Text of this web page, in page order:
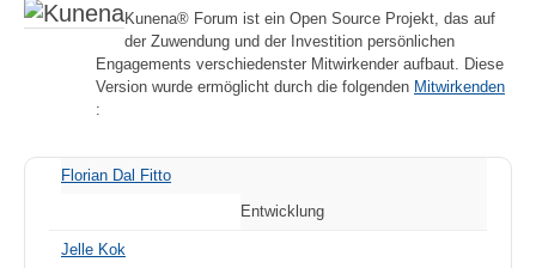
Kunena® Forum ist ein Open Source Projekt, das auf
der Zuwendung und der Investition persönlichen
Engagements verschiedenster Mitwirkender aufbaut. Diese
Version wurde ermöglicht durch die folgenden Mitwirkenden
:
Florian Dal Fitto
Entwicklung
Jelle Kok